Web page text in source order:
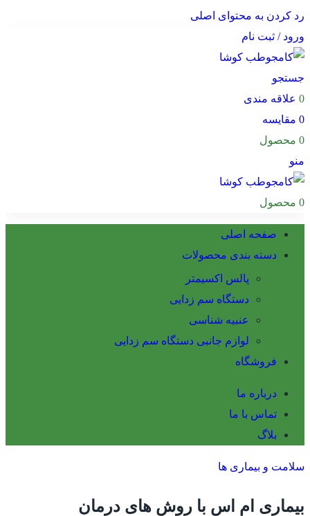
رد کردن به محتوای اصلی
ورود / ثبت نام
جستجو
0 علاقه مندی
0 مقایسه
0 محصول
منو
0 محصول
صفحه اصلی
دسته بندی محصولات
پالس اکسیمتر
دستگاه سم زدایی
عنبیه شناسی
لوازم جانبی دستگاه سم زدایی
فروشگاه
درباره ما
تماس با ما
بلاگ
سلامت و بیماری ها
بیماری ام اس با روش های درمان